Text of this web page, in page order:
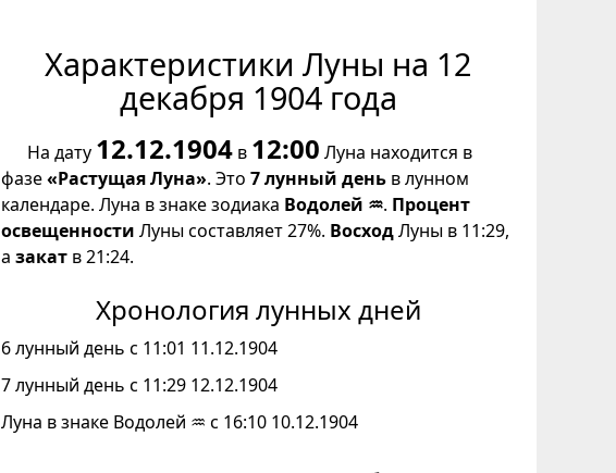
Характеристики Луны на 12
декабря 1904 года
На дату 12.12.1904 в 12:00 Луна находится в
фазе«Растущая Луна». Это 7 лунный день в лунном
календаре. Луна в знаке зодиака Водолей ♒. Процент
освещенности Луны составляет 27%. ВосходЛуны в 11:29,
а закат в 21:24.
Хронология лунных дней
6 лунный день с 11:01 11.12.1904
7 лунный день с 11:29 12.12.1904
Луна в знаке Водолей ♒ с 16:10 10.12.1904